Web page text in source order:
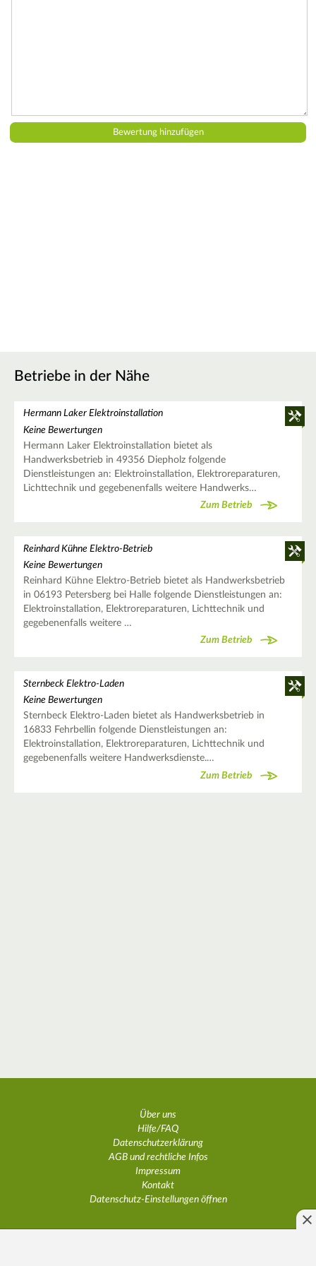
Betriebe in der Nähe
Hermann Laker Elektroinstallation
Keine Bewertungen
Hermann Laker Elektroinstallation bietet als
Handwerksbetrieb in 49356 Diepholz folgende
Dienstleistungen an: Elektroinstallation, Elektroreparaturen,
Lichttechnik und gegebenenfalls weitere Handwerks…
Zum Betrieb
Reinhard Kühne Elektro-Betrieb
Keine Bewertungen
Reinhard Kühne Elektro-Betrieb bietet als Handwerksbetrieb
in 06193 Petersberg bei Halle folgende Dienstleistungen an:
Elektroinstallation, Elektroreparaturen, Lichttechnik und
gegebenenfalls weitere …
Zum Betrieb
Sternbeck Elektro-Laden
Keine Bewertungen
Sternbeck Elektro-Laden bietet als Handwerksbetrieb in
16833 Fehrbellin folgende Dienstleistungen an:
Elektroinstallation, Elektroreparaturen, Lichttechnik und
gegebenenfalls weitere Handwerksdienste.…
Zum Betrieb
Über uns
Hilfe/FAQ
Datenschutzerklärung
AGB und rechtliche Infos
Impressum
Kontakt
Datenschutz-Einstellungen öffnen